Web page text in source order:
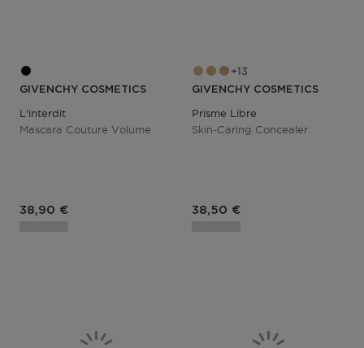
GIVENCHY COSMETICS
L'interdit
Mascara Couture Volume
Prix du produit
38,90 €
13
GIVENCHY COSMETICS
Prisme Libre
Skin-Caring Concealer
Prix du produit
38,50 €